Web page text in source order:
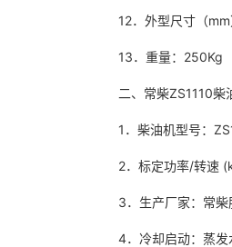
12．外型尺寸（
13．重量：250Kg
二、常柴ZS1110柴
1．柴油机型号：
2．标定功率/
3．生产厂家：常柴
4．冷却启动：蒸发